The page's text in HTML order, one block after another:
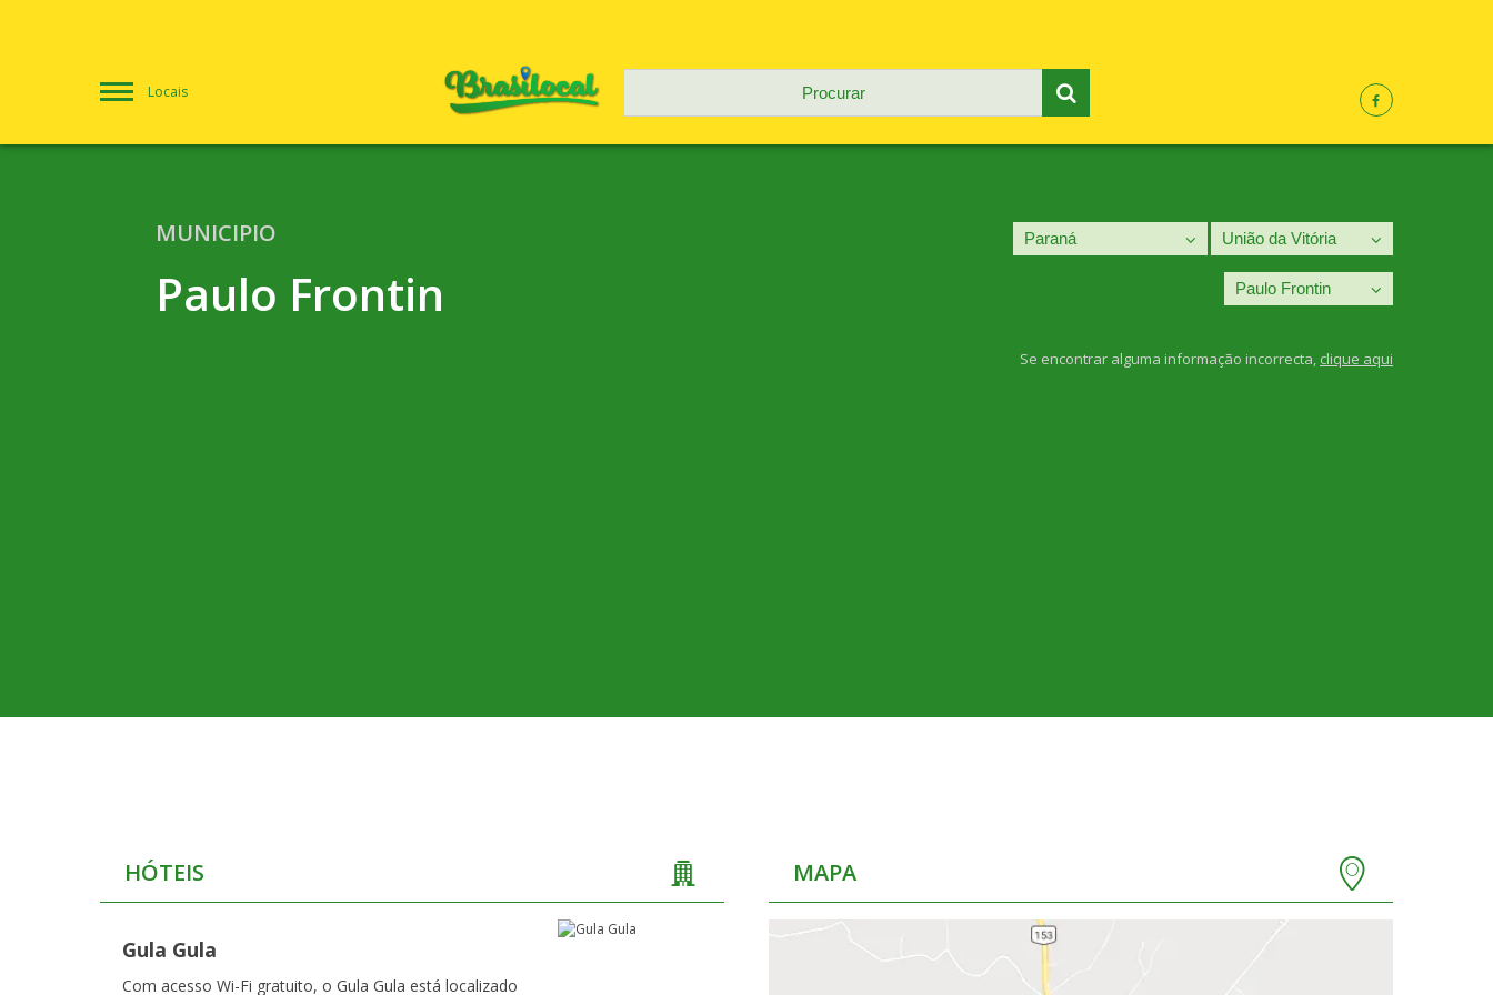
Locais
MUNICIPIO
Paulo Frontin
Se encontrar alguma informação incorrecta, clique aqui
HÓTEIS
Gula Gula
Com acesso Wi-Fi gratuito, o Gula Gula está localizado
MAPA